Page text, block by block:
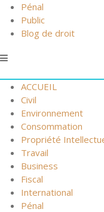
Pénal
Public
Blog de droit
ACCUEIL
Civil
Environnement
Consommation
Propriété
Travail
Business
Fiscal
International
Pénal